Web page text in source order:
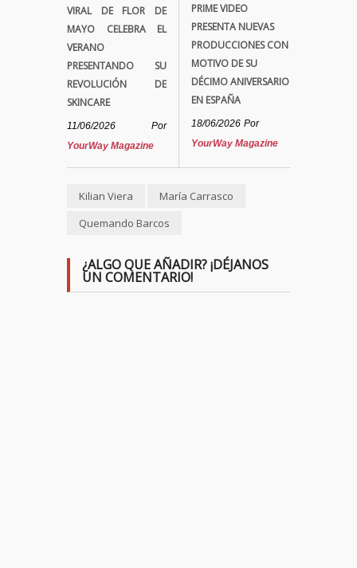
VIRAL DE FLOR DE
MAYO CELEBRA EL
VERANO
PRESENTANDO SU
REVOLUCIÓN DE
SKINCARE
11/06/2026
Por
YourWay Magazine
PRIME VIDEO
PRESENTA NUEVAS
PRODUCCIONES CON
MOTIVO DE SU
DÉCIMO ANIVERSARIO
EN ESPAÑA
18/06/2026 Por
YourWay Magazine
Kilian Viera
María Carrasco
Quemando Barcos
¿ALGO QUE AÑADIR? ¡DÉJANOS
UN COMENTARIO!